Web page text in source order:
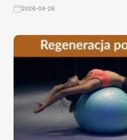
2026-04-26